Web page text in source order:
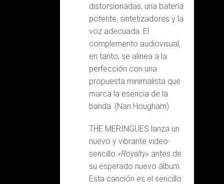
distorsionadas, una batería
potente, sintetizadores y la
voz adecuada. El
complemento audiovisual,
en tanto, se alinea a la
perfección con una
propuesta minimalista que
marca la esencia de la
banda. (Nan Hougham)
THE MERINGUES lanza un
nuevo y vibrante video-
sencillo «Royalty»antes de
su esperado nuevo álbum.
Esta canción es el sencillo